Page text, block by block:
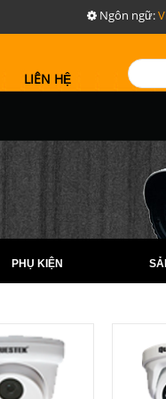
Ngôn ngữ:
LIÊN HỆ
PHỤ KIỆN